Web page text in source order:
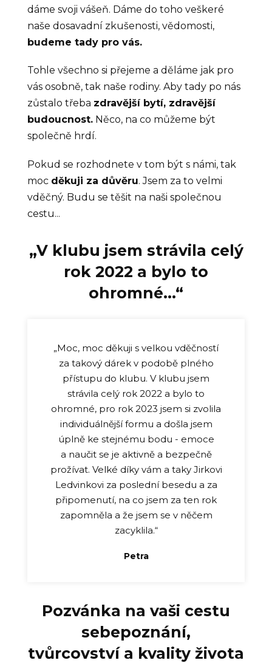
dáme svoji vášeň. Dáme do toho veškeré
naše dosavadní zkušenosti, vědomosti,
budeme tady pro vás.
Tohle všechno si přejeme a děláme jak pro
vás osobně, tak naše rodiny. Aby tady po nás
zůstalo třeba zdravější bytí, zdravější
budoucnost.Něco, na co můžeme být
společně hrdí.
Pokud se rozhodnete v tom být s námi, tak
moc děkuji za důvěru. Jsem za to velmi
vděčný. Budu se těšit na naši společnou
cestu...
„V klubu jsem strávila celý
rok 2022 a bylo to
ohromné...“
„Moc, moc děkuji s velkou vděčností
za takový dárek v podobě plného
přístupu do klubu. V klubu jsem
strávila celý rok 2022 a bylo to
ohromné, pro rok 2023 jsem si zvolila
individuálnější formu a došla jsem
úplně ke stejnému bodu - emoce
a naučit se je aktivně a bezpečně
prožívat. Velké díky vám a taky Jirkovi
Ledvinkovi za poslední besedu a za
připomenutí, na co jsem za ten rok
zapomněla a že jsem se v něčem
zacyklila.“
Petra
Pozvánka na vaši cestu
sebepoznání,
tvůrcovství a kvality života